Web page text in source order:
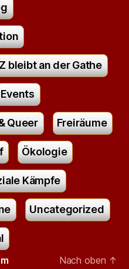
bleibt an der Gathe
Events
Queer Freiräume
Ökologie
Kämpfe
Uncategorized
Nach oben ↑